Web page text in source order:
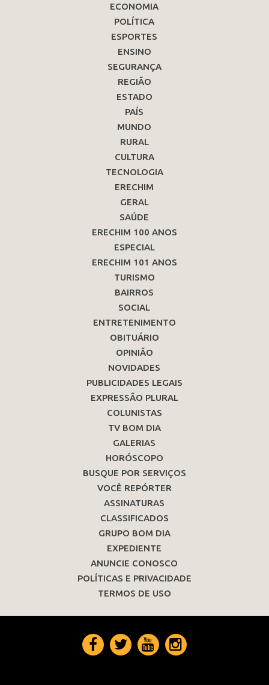
ECONOMIA
POLÍTICA
ESPORTES
ENSINO
SEGURANÇA
REGIÃO
ESTADO
PAÍS
MUNDO
RURAL
CULTURA
TECNOLOGIA
ERECHIM
GERAL
SAÚDE
ERECHIM 100 ANOS
ESPECIAL
ERECHIM 101 ANOS
TURISMO
BAIRROS
SOCIAL
ENTRETENIMENTO
OBITUÁRIO
OPINIÃO
NOVIDADES
PUBLICIDADES LEGAIS
EXPRESSÃO PLURAL
COLUNISTAS
TV BOM DIA
GALERIAS
HORÓSCOPO
BUSQUE POR SERVIÇOS
VOCÊ REPÓRTER
ASSINATURAS
CLASSIFICADOS
GRUPO BOM DIA
EXPEDIENTE
ANUNCIE CONOSCO
POLÍTICAS E PRIVACIDADE
TERMOS DE USO